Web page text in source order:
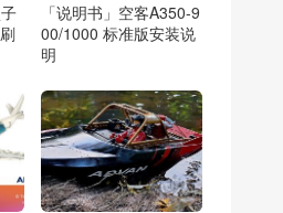
「说明书」空客A350-9
00/1000 标准版安装说
明